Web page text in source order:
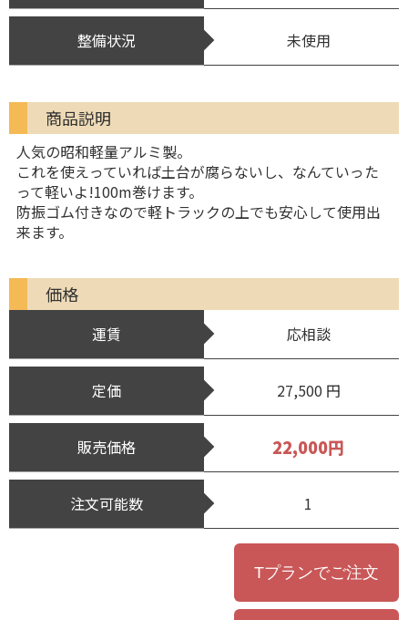
整備状況 未使用
商品説明
人気の昭和軽量アルミ製。
これを使えっていれば土台が腐らないし、なんていった
って軽いよ!100m巻けます。
防振ゴム付きなので軽トラックの上でも安心して使用出
来ます。
価格
運賃 応相談
定価 27,500 円
販売価格 22,000円
注文可能数 1